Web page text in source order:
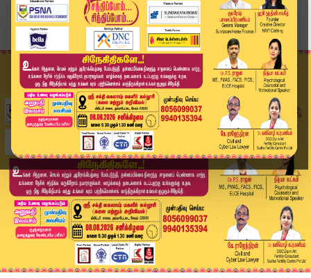
Home
வீடியோ ஸ்டோரி
அனைத்து கட்சிக்கூட்டம் - அடுத்தகட்ட நடவடிக்கை எ...